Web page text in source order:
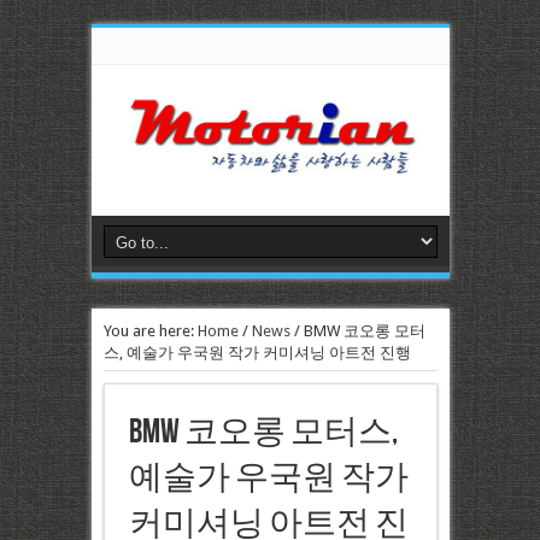
You are here: Home/ News/ BMW 코오롱 모터
스, 예술가 우국원 작가 커미셔닝 아트전 진행
BMW 코오롱 모터스,
예술가 우국원 작가
커미셔닝 아트전 진